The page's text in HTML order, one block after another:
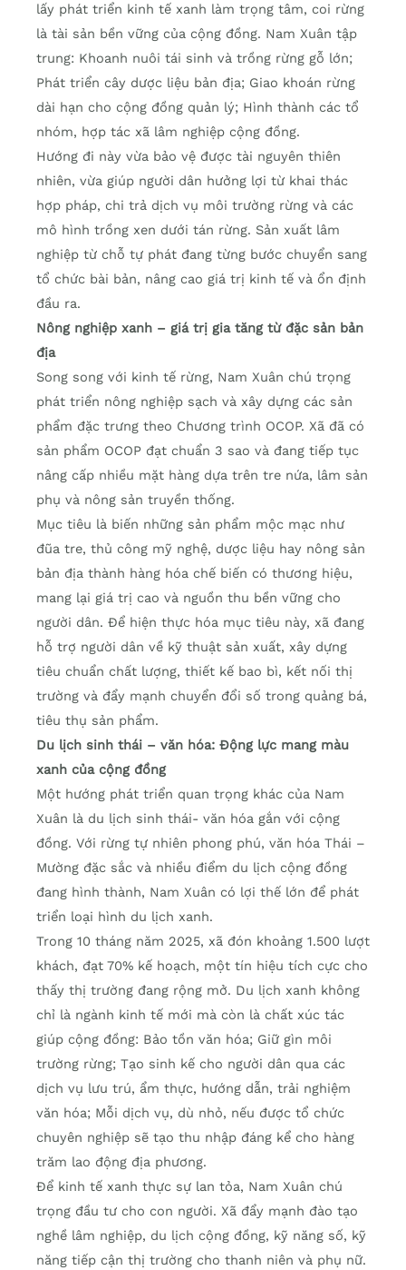
lấy phát triển kinh tế xanh làm trọng tâm, coi rừng
là tài sản bền vững của cộng đồng. Nam Xuân tập
trung: Khoanh nuôi tái sinh và trồng rừng gỗ lớn;
Phát triển cây dược liệu bản địa; Giao khoán rừng
dài hạn cho cộng đồng quản lý; Hình thành các tổ
nhóm, hợp tác xã lâm nghiệp cộng đồng.
Hướng đi này vừa bảo vệ được tài nguyên thiên
nhiên, vừa giúp người dân hưởng lợi từ khai thác
hợp pháp, chi trả dịch vụ môi trường rừng và các
mô hình trồng xen dưới tán rừng. Sản xuất lâm
nghiệp từ chỗ tự phát đang từng bước chuyển sang
tổ chức bài bản, nâng cao giá trị kinh tế và ổn định
đầu ra.
Nông nghiệp xanh – giá trị gia tăng từ đặc sản bản
địa
Song song với kinh tế rừng, Nam Xuân chú trọng
phát triển nông nghiệp sạch và xây dựng các sản
phẩm đặc trưng theo Chương trình OCOP. Xã đã có
sản phẩm OCOP đạt chuẩn 3 sao và đang tiếp tục
nâng cấp nhiều mặt hàng dựa trên tre nứa, lâm sản
phụ và nông sản truyền thống.
Mục tiêu là biến những sản phẩm mộc mạc như
đũa tre, thủ công mỹ nghệ, dược liệu hay nông sản
bản địa thành hàng hóa chế biến có thương hiệu,
mang lại giá trị cao và nguồn thu bền vững cho
người dân. Để hiện thực hóa mục tiêu này, xã đang
hỗ trợ người dân về kỹ thuật sản xuất, xây dựng
tiêu chuẩn chất lượng, thiết kế bao bì, kết nối thị
trường và đẩy mạnh chuyển đổi số trong quảng bá,
tiêu thụ sản phẩm.
Du lịch sinh thái – văn hóa: Động lực mang màu
xanh của cộng đồng
Một hướng phát triển quan trọng khác của Nam
Xuân là du lịch sinh thái- văn hóa gắn với cộng
đồng. Với rừng tự nhiên phong phú, văn hóa Thái –
Mường đặc sắc và nhiều điểm du lịch cộng đồng
đang hình thành, Nam Xuân có lợi thế lớn để phát
triển loại hình du lịch xanh.
Trong 10 tháng năm 2025, xã đón khoảng 1.500 lượt
khách, đạt 70% kế hoạch, một tín hiệu tích cực cho
thấy thị trường đang rộng mở. Du lịch xanh không
chỉ là ngành kinh tế mới mà còn là chất xúc tác
giúp cộng đồng: Bảo tồn văn hóa; Giữ gìn môi
trường rừng; Tạo sinh kế cho người dân qua các
dịch vụ lưu trú, ẩm thực, hướng dẫn, trải nghiệm
văn hóa; Mỗi dịch vụ, dù nhỏ, nếu được tổ chức
chuyên nghiệp sẽ tạo thu nhập đáng kể cho hàng
trăm lao động địa phương.
Để kinh tế xanh thực sự lan tỏa, Nam Xuân chú
trọng đầu tư cho con người. Xã đẩy mạnh đào tạo
nghề lâm nghiệp, du lịch cộng đồng, kỹ năng số, kỹ
năng tiếp cận thị trường cho thanh niên và phụ nữ.